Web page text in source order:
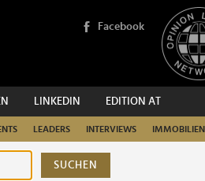
Facebook
LINKEDIN EDITION AT
LEADERS INTERVIEWS IMMOBILIEN
SUCHEN